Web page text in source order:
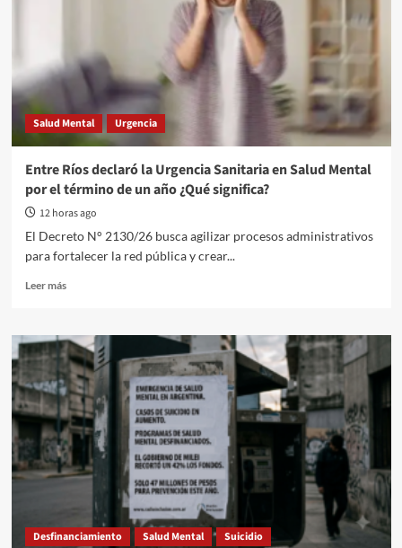
Salud Mental Urgencia
Entre Ríos declaró la Urgencia Sanitaria en Salud Mental
por el término de un año ¿Qué significa?
12 horas ago
El Decreto N° 2130/26 busca agilizar procesos administrativos
para fortalecer la red pública y crear...
Leer másRead
Entre
Ríos
declaró
la
Urgencia
Sanitaria
en
Salud
Mental
término
de
Desfinanciamiento Salud Mental Suicidio